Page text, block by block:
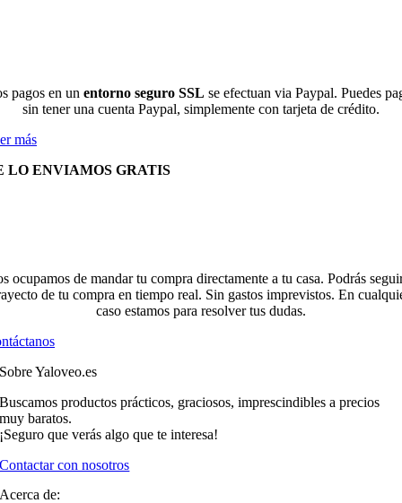
pagos en un entorno seguro SSL se efectuan via Paypal. Puedes
sin tener una cuenta Paypal, simplemente con tarjeta de crédito.
más
LO ENVIAMOS GRATIS
ocupamos de mandar tu compra directamente a tu casa. Podrás
de tu compra en tiempo real. Sin gastos imprevistos. En
caso estamos para resolver tus dudas.
Sobre Yaloveo.es
Buscamos productos prácticos, graciosos, imprescindibles a precios
muy baratos.
¡Seguro que verás algo que te interesa!
Contactar con nosotros
Acerca de: